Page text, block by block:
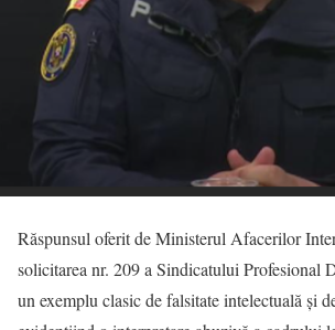
Răspunsul oferit de Ministerul Afacerilor
solicitarea nr. 209 a Sindicatului Profesional
un exemplu clasic de falsitate intelectuală și